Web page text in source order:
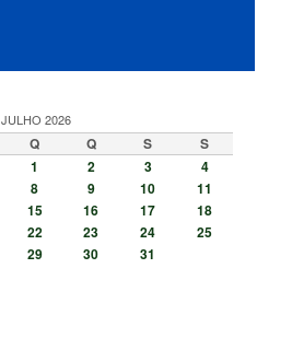
JULHO 2026
Q Q S
S
1
2 3
4
8 9 10
11
15 16 17
18
22 23 24
25
29 30
31